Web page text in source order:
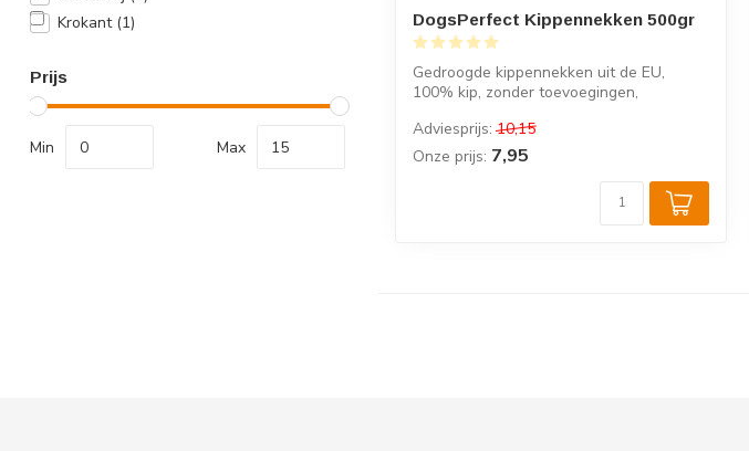
Krokant (1)
Prijs
Min Max
DogsPerfect Kippennekken 500gr
Gedroogde kippennekken uit de EU,
100% kip, zonder toevoegingen,
Adviesprijs: 10,15
Onze prijs: 7,95